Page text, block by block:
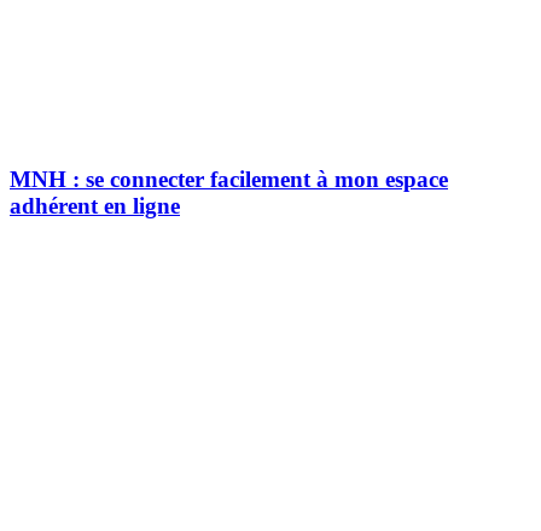
MNH : se connecter facilement à mon espace
adhérent en ligne